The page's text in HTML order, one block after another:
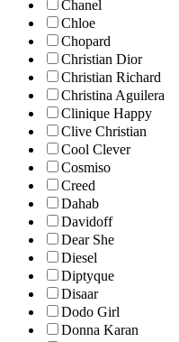
Chanel
Chloe
Chopard
Christian Dior
Christian Richard
Christina Aguilera
Clinique Happy
Clive Christian
Cool Clever
Cosmiso
Creed
Dahab
Davidoff
Dear She
Diesel
Diptyque
Disaar
Dodo Girl
Donna Karan